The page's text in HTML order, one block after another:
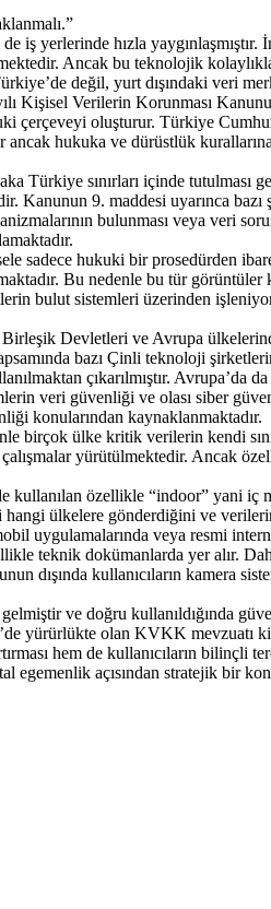
iş yerlerinde hızla
Ancak bu teknolojik
değil, yurt dışındaki veri
Kişisel Verilerin Korunması
çerçeveyi oluşturur. Türkiye
ancak hukuka ve dürüstlük
Türkiye sınırları içinde
Kanunun 9. maddesi uyarınca
bulunması veya veri
sadece hukuki bir prosedürden
Bu nedenle bu tür
bulut sistemleri üzerinden
Devletleri ve Avrupa
bazı Çinli teknoloji
çıkarılmıştır. Avrupa’da
veri güvenliği ve olası siber
konularından kaynaklanmaktadır.
ülke kritik verilerin kendi
yürütülmektedir. Ancak
kullanılan özellikle “indoor” yani iç
hangi ülkelere gönderdiğini ve
uygulamalarında veya resmi
teknik dokümanlarda yer alır.
dışında kullanıcıların kamera
ve doğru kullanıldığında
yürürlükte olan KVKK
hem de kullanıcıların bilinçli
egemenlik açısından stratejik bir